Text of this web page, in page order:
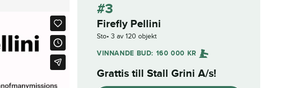
#3
Firefly Pellini
Sto 3 av 120 objekt
VINNANDE BUD: 160 000 KR
Grattis till Stall Grini A/s!